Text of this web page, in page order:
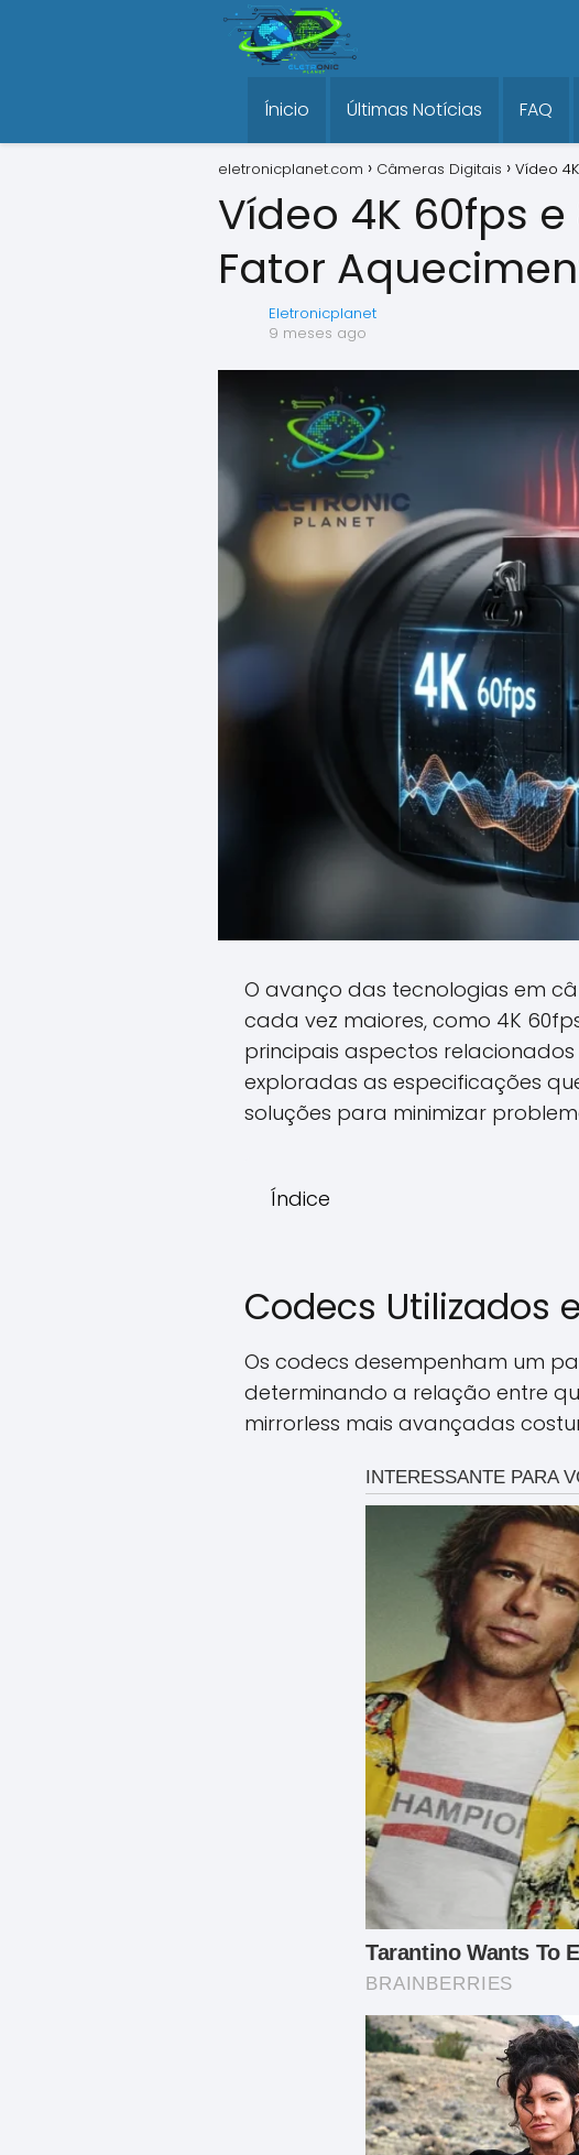
Ínicio Últimas Notícias FAQ
eletronicplanet.com Câmeras Digitais Vídeo
Vídeo 4K 60fps
Fator
Eletronicplanet
9 meses ago
O avanço das tecnologias em
cada vez maiores, como 4K
principais aspectos
exploradas as especificações
soluções para minimizar
Índice
Codecs Utilizados
Os codecs desempenham um
determinando a relação entre
mirrorless mais avançadas